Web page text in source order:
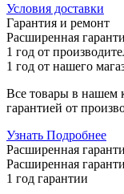
Условия доставки
Гарантия и ремонт
Расширенная
1 год от
1 год от нашего
Все товары в нашем
гарантией от
Узнать Подробнее
Расширенная
Расширенная
1 год гарантии